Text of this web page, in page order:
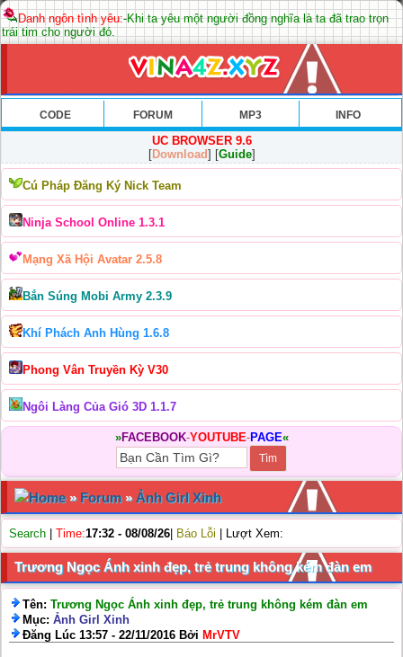
Danh ngôn tình yêu:-Khi ta yêu một người đồng nghĩa là ta đã trao trọn
trái tim cho người đó.
CODE FORUM MP3 INFO
UC BROWSER 9.6
[Download] [Guide]
Cú Pháp Đăng Ký Nick Team
Ninja School Online 1.3.1
Mạng Xã Hội Avatar 2.5.8
Bắn Súng Mobi Army 2.3.9
Khí Phách Anh Hùng 1.6.8
Phong Vân Truyền Kỳ V30
Ngôi Làng Của Gió 3D 1.1.7
»FACEBOOK-YOUTUBE-PAGE«
Home» Forum»Ảnh Girl Xinh
Search Time:17:32 - 08/08/26 Báo Lỗi | Lượt Xem:
Trương Ngọc Ánh xinh đẹp, trẻ trung không kém đàn em
Tên: Trương Ngọc Ánh xinh đẹp, trẻ trung không kém đàn em
Mục: Ảnh Girl Xinh
Đăng Lúc 13:57 - 22/11/2016 Bởi MrVTV